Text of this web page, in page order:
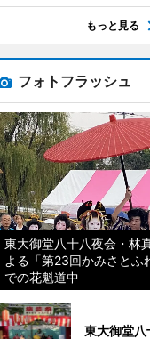
もっと見る
フォトフラッシュ
東大御堂八十八夜会・林
よる「第23回かみさとふ
での花魁道中
東大御堂八